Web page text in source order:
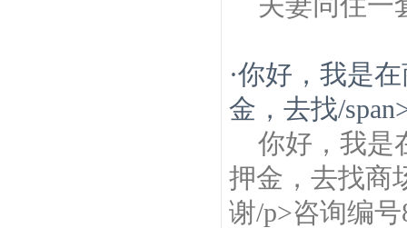
·你好，我是
金，去找/
你好，我是
押金，去找商
谢/p>咨询编号